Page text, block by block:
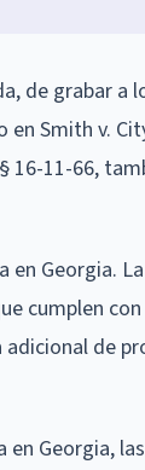
de grabar
Smith v.
16-11-66,
Georgia.
cumplen
adicional de
Georgia,